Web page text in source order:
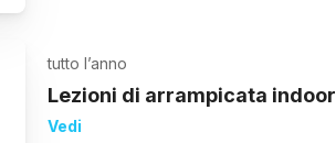
tutto l’anno
Lezioni di arrampicata indoor
Vedi